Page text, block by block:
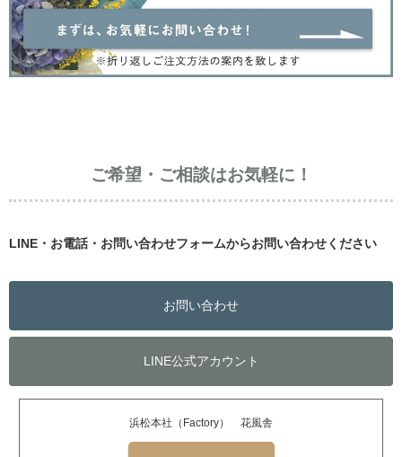
ご希望・ご相談はお気軽に！
LINE・お電話・お問い合わせフォームからお問い合わせください
お問い合わせ
LINE公式アカウント
浜松本社（Factory） 花風舎